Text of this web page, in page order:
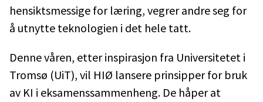
hensiktsmessige for læring, vegrer andre seg for
å utnytte teknologien i det hele tatt.
Denne våren, etter inspirasjon fra Universitetet i
Tromsø (UiT), vil HIØ lansere prinsipper for bruk
av KI i eksamenssammenheng. De håper at